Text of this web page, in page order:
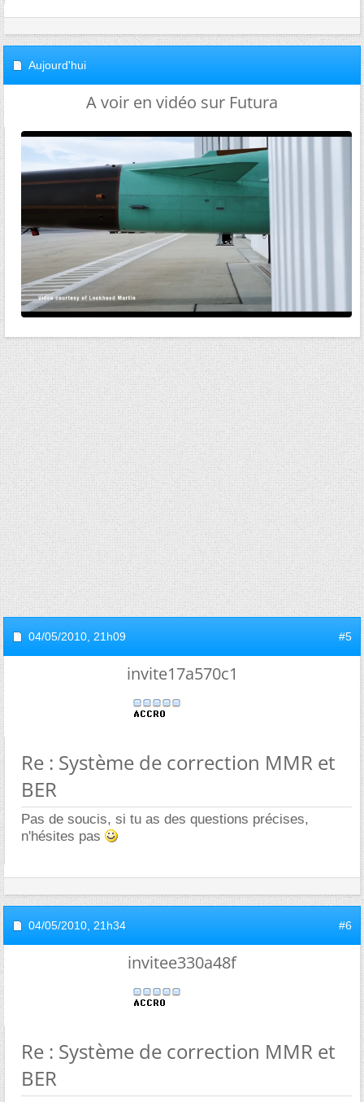
Aujourd'hui
A voir en vidéo sur Futura
04/05/2010, 21h09 #5
invite17a570c1
Re : Système de correction MMR et
BER
Pas de soucis, si tu as des questions précises,
n'hésites pas
04/05/2010, 21h34 #6
invitee330a48f
Re : Système de correction MMR et
BER